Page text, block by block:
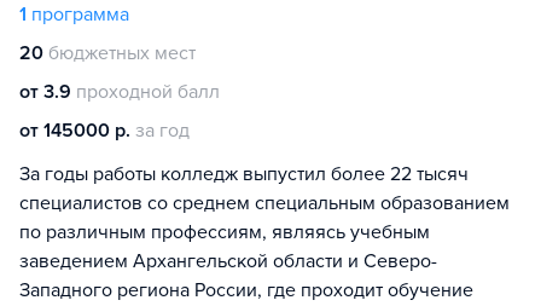
1 программа
20 бюджетных мест
от 3.9 проходной балл
от 145000 р. за год
За годы работы колледж выпустил более 22 тысяч
специалистов со среднем специальным образованием
по различным профессиям, являясь учебным
заведением Архангельской области и Северо-
Западного региона России, где проходит обучение